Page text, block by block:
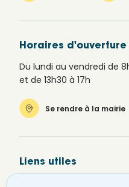
Horaires d'ouverture
Du lundi au vendredi de
et de 13h30 à 17h
Se rendre à la mairie
Liens utiles